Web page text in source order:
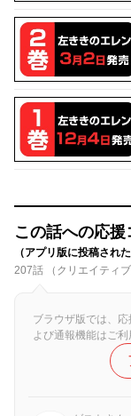
この話への応援
（アプリ版に投稿され
207話 （クリエイティ
ブラウザ版では、
よび通報機能はご